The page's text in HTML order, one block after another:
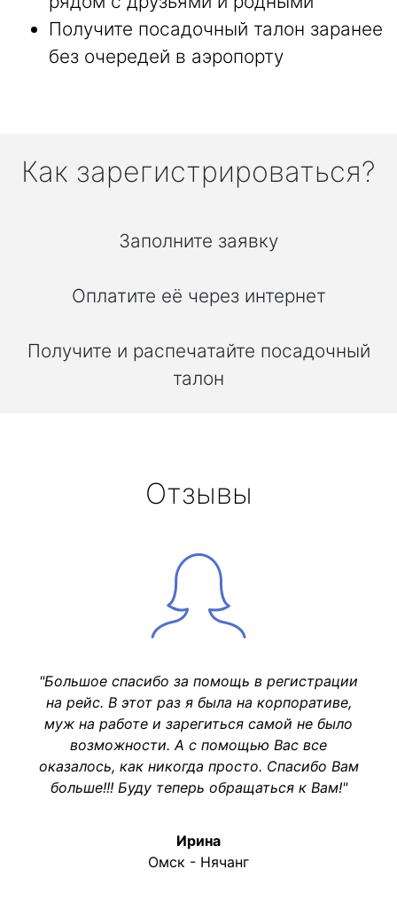
Получите посадочный талон заранее
без очередей в аэропорту
Как зарегистрироваться?
Заполните заявку
Оплатите её через интернет
Получите и распечатайте посадочный
талон
Отзывы
"Большое спасибо за помощь в регистрации
на рейс. В этот раз я была на корпоративе,
муж на работе и зарегиться самой не было
возможности. А с помощью Вас все
оказалось, как никогда просто. Спасибо Вам
больше!!! Буду теперь обращаться к Вам!"
Ирина
Омск - Нячанг